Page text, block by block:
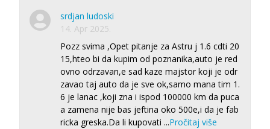
srdjan ludoski
14. Apr 2025.
Pozz svima ,Opet pitanje za Astru j 1.6 cdti 20
15,hteo bi da kupim od poznanika,auto je red
ovno odrzavan,e sad kaze majstor koji je odr
zavao taj auto da je sve ok,samo mana tim 1.
6 je lanac ,koji zna i ispod 100000 km da puca
a zamena nije bas jeftina oko 500e,i da je fab
ricka greska.Da li kupovati ...Pročitaj više